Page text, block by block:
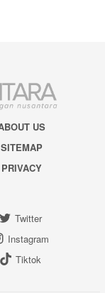
US
SITEMAP
PRIVACY
Twitter
Instagram
Tiktok